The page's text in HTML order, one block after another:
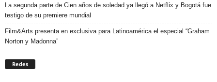
La segunda parte de Cien años de soledad ya llegó a Netflix y Bogotá fue
testigo de su premiere mundial
Film&Arts presenta en exclusiva para Latinoamérica el especial “Graham
Norton y Madonna”
Redes